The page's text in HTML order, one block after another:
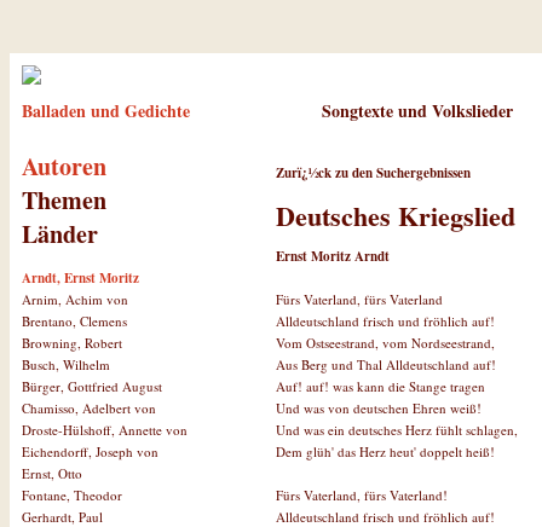
Balladen und Gedichte Songtexte und Volkslieder
Autoren
Themen
Länder
Arndt, Ernst Moritz
Arnim, Achim von
Brentano, Clemens
Browning, Robert
Busch, Wilhelm
Bürger, Gottfried August
Chamisso, Adelbert von
Droste-Hülshoff, Annette von
Eichendorff, Joseph von
Ernst, Otto
Fontane, Theodor
Gerhardt, Paul
Zurï¿½ck zu den Suchergebnissen
Deutsches Kriegslied
Ernst Moritz Arndt
Fürs Vaterland, fürs Vaterland
Alldeutschland frisch und fröhlich auf!
Vom Ostseestrand, vom Nordseestrand,
Aus Berg und Thal Alldeutschland auf!
Auf! auf! was kann die Stange tragen
Und was von deutschen Ehren weiß!
Und was ein deutsches Herz fühlt schlagen,
Dem glüh' das Herz heut' doppelt heiß!
Fürs Vaterland, fürs Vaterland!
Alldeutschland frisch und fröhlich auf!